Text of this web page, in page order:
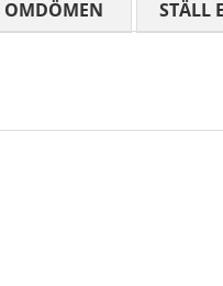
OMDÖMEN STÄLL